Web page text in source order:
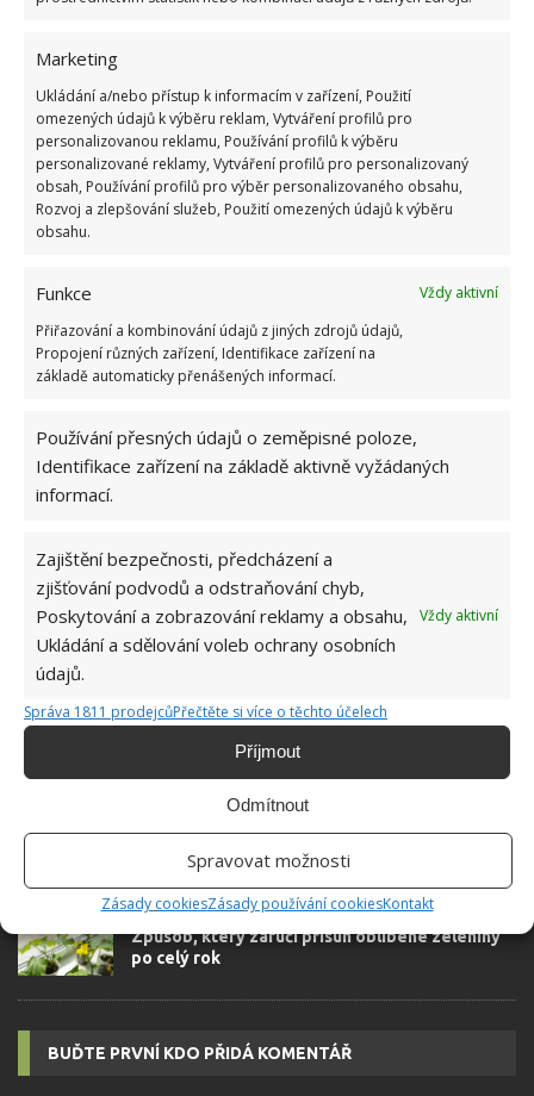
Marketing
Ukládání a/nebo přístup k informacím v zařízení, Použití
omezených údajů k výběru reklam, Vytváření profilů pro
personalizovanou reklamu, Používání profilů k výběru
personalizované reklamy, Vytváření profilů pro personalizovaný
obsah, Používání profilů pro výběr personalizovaného obsahu,
Rozvoj a zlepšování služeb, Použití omezených údajů k výběru
obsahu.
Funkce
Vždy aktivní
Přiřazování a kombinování údajů z jiných zdrojů údajů,
Propojení různých zařízení, Identifikace zařízení na
základě automaticky přenášených informací.
Používání přesných údajů o zeměpisné poloze,
Identifikace zařízení na základě aktivně vyžádaných
informací.
Zajištění bezpečnosti, předcházení a
zjišťování podvodů a odstraňování chyb,
Poskytování a zobrazování reklamy a obsahu,
Ukládání a sdělování voleb ochrany osobních
údajů.
Vždy aktivní
Správa 1811 prodejcůPřečtěte si více o těchto účelech
Příjmout
Odmítnout
Spravovat možnosti
Zásady cookiesZásady používání cookiesKontakt
CHLÉB
PĚSTOVÁNÍ ZAHRADNIČENÍ ZELENINA
Přidejte svůj názor
KOMENTOVAT
Do redakce Bydlimeutulne.cz se
přidala během svých studií a práce
rozhodla zůstat. Její v...
autorovi]
SOUVISEJÍCÍ ČLÁNKY
případě dělat?
Slupky z cibule nepovažujte za odpad, lze z
nich vyrobit silné přírodní hnojivo
Pěstování okurek na okenním parapetu:
Způsob, který zaručí přísun oblíbené zeleniny
po celý rok
BUĎTE PRVNÍ KDO PŘIDÁ KOMENTÁŘ